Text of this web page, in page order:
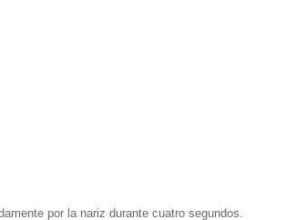
por la nariz durante cuatro segundos.